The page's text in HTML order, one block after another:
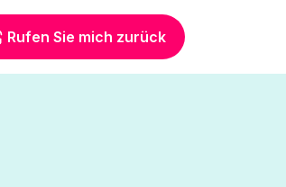
Rufen Sie mich zurück